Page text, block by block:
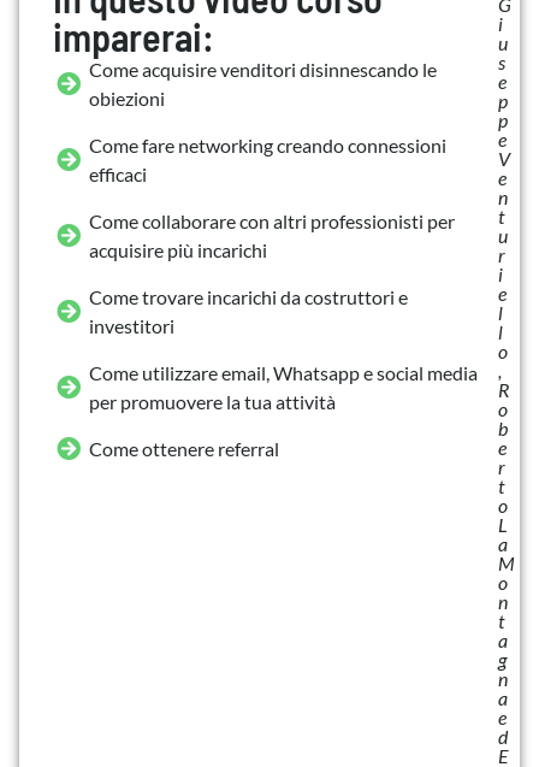
imparerai:
Come acquisire venditori disinnescando le
obiezioni
Come fare networking creando connessioni
efficaci
Come collaborare con altri professionisti per
acquisire più incarichi
Come trovare incarichi da costruttori e
investitori
Come utilizzare email, Whatsapp e social media
per promuovere la tua attività
Come ottenere referral
i
u
s
e
p
p
e
V
e
n
t
u
r
i
e
l
l
o
,
R
o
b
e
r
t
o
L
a
M
o
n
t
a
g
n
a
e
d
E